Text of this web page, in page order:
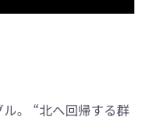
。 “北へ回帰する群